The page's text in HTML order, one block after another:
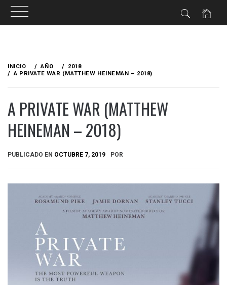
contenido
INICIO AÑO
2018
A PRIVATE WAR (MATTHEW HEINEMAN – 2018)
A PRIVATE WAR (MATTHEW
HEINEMAN – 2018)
PUBLICADO EN OCTUBRE 7, 2019 POR